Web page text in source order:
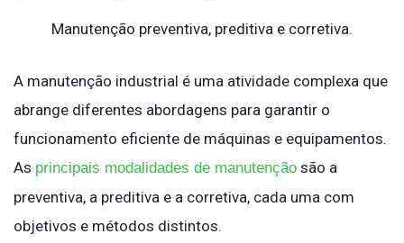
Manutenção preventiva, preditiva e corretiva.
A manutenção industrial é uma atividade complexa que
abrange diferentes abordagens para garantir o
funcionamento eficiente de máquinas e equipamentos.
As principais modalidades de manutenção são a
preventiva, a preditiva e a corretiva, cada uma com
objetivos e métodos distintos.